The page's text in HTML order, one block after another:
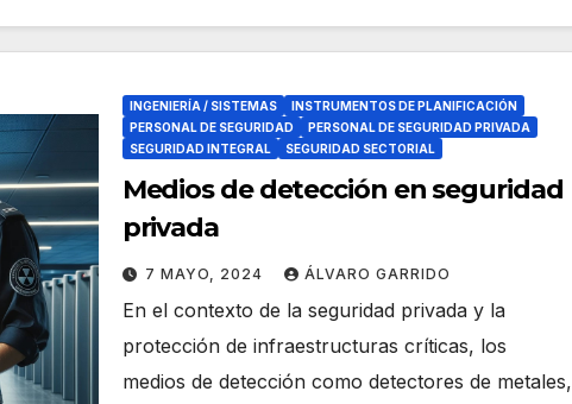
INGENIERÍA / SISTEMAS
INSTRUMENTOS DE PLANIFICACIÓN
PERSONAL DE SEGURIDAD
PERSONAL DE SEGURIDAD PRIVADA
SEGURIDAD INTEGRAL
SEGURIDAD SECTORIAL
Medios de detección en seguridad
privada
7 MAYO, 2024 ÁLVARO GARRIDO
En el contexto de la seguridad privada y la
protección de infraestructuras críticas, los
medios de detección como detectores de metales,